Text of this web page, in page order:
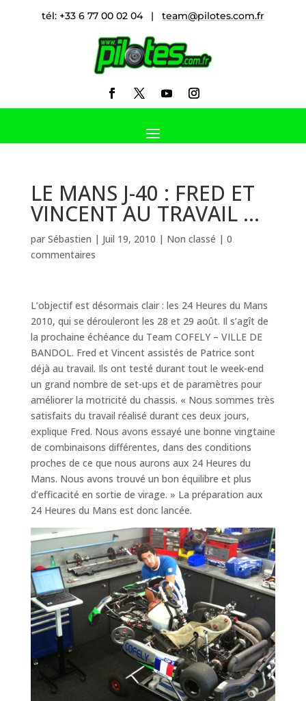
tél: +33 6 77 00 02 04 | team@pilotes.com.fr
LE MANS J-40 : FRED ET
VINCENT AU TRAVAIL …
par Sébastien | Juil 19, 2010 | Non classé | 0
commentaires
L’objectif est désormais clair : les 24 Heures du Mans
2010, qui se dérouleront les 28 et 29 août. Il s’agît de
la prochaine échéance du Team COFELY – VILLE DE
BANDOL. Fred et Vincent assistés de Patrice sont
déjà au travail. Ils ont testé durant tout le week-end
un grand nombre de set-ups et de paramètres pour
améliorer la motricité du chassis. « Nous sommes très
satisfaits du travail réalisé durant ces deux jours,
explique Fred. Nous avons essayé une bonne vingtaine
de combinaisons différentes, dans des conditions
proches de ce que nous aurons aux 24 Heures du
Mans. Nous avons trouvé un bon équilibre et plus
d’efficacité en sortie de virage. » La préparation aux
24 Heures du Mans est donc lancée.